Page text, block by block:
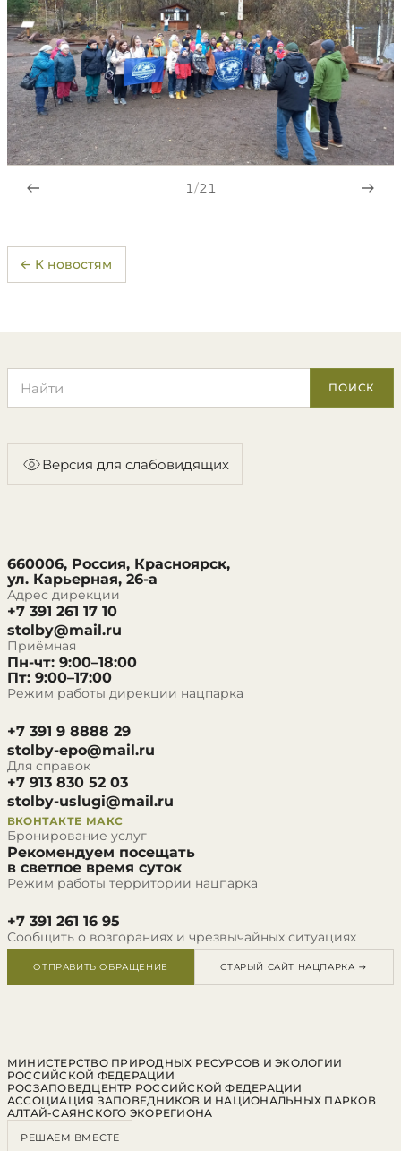
1/21
← К новостям
ПОИСК
Версия для слабовидящих
660006, Россия, Красноярск,
ул. Карьерная, 26-а
Адрес дирекции
+7 391 261 17 10
stolby@mail.ru
Приёмная
Пн-чт: 9:00–18:00
Пт: 9:00–17:00
Режим работы дирекции нацпарка
+7 391 9 8888 29
stolby-epo@mail.ru
Для справок
+7 913 830 52 03
stolby-uslugi@mail.ru
ВКОНТАКТЕ МАКС
Бронирование услуг
Рекомендуем посещать
в светлое время суток
Режим работы территории нацпарка
+7 391 261 16 95
Сообщить о возгораниях и чрезвычайных ситуациях
ОТПРАВИТЬ ОБРАЩЕНИЕ СТАРЫЙ САЙТ НАЦПАРКА →
МИНИСТЕРСТВО ПРИРОДНЫХ РЕСУРСОВ И ЭКОЛОГИИ
РОССИЙСКОЙ ФЕДЕРАЦИИ
РОСЗАПОВЕДЦЕНТР РОССИЙСКОЙ ФЕДЕРАЦИИ
АССОЦИАЦИЯ ЗАПОВЕДНИКОВ И НАЦИОНАЛЬНЫХ ПАРКОВ
АЛТАЙ-САЯНСКОГО ЭКОРЕГИОНА
РЕШАЕМ ВМЕСТЕ